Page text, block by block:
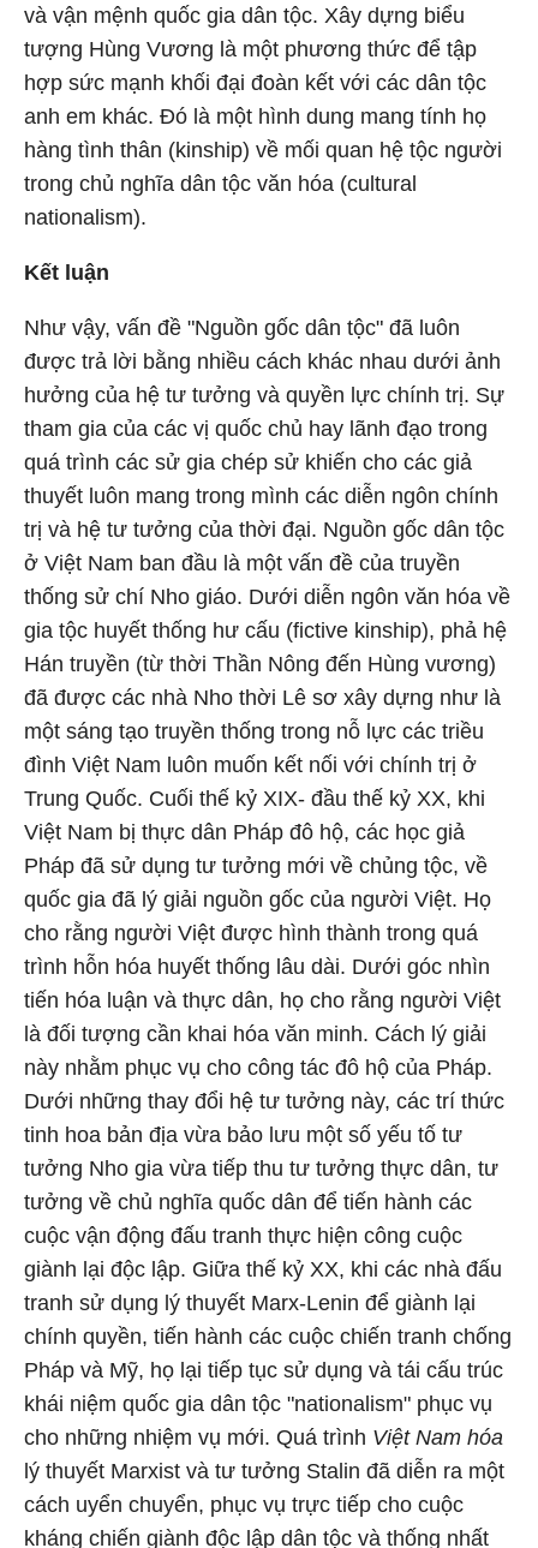
và vận mệnh quốc gia dân tộc. Xây dựng biểu
tượng Hùng Vương là một phương thức để tập
hợp sức mạnh khối đại đoàn kết với các dân tộc
anh em khác. Đó là một hình dung mang tính họ
hàng tình thân (kinship) về mối quan hệ tộc người
trong chủ nghĩa dân tộc văn hóa (cultural
nationalism).
Kết luận
Như vậy, vấn đề "Nguồn gốc dân tộc" đã luôn
được trả lời bằng nhiều cách khác nhau dưới ảnh
hưởng của hệ tư tưởng và quyền lực chính trị. Sự
tham gia của các vị quốc chủ hay lãnh đạo trong
quá trình các sử gia chép sử khiến cho các giả
thuyết luôn mang trong mình các diễn ngôn chính
trị và hệ tư tưởng của thời đại. Nguồn gốc dân tộc
ở Việt Nam ban đầu là một vấn đề của truyền
thống sử chí Nho giáo. Dưới diễn ngôn văn hóa về
gia tộc huyết thống hư cấu (fictive kinship), phả hệ
Hán truyền (từ thời Thần Nông đến Hùng vương)
đã được các nhà Nho thời Lê sơ xây dựng như là
một sáng tạo truyền thống trong nỗ lực các triều
đình Việt Nam luôn muốn kết nối với chính trị ở
Trung Quốc. Cuối thế kỷ XIX- đầu thế kỷ XX, khi
Việt Nam bị thực dân Pháp đô hộ, các học giả
Pháp đã sử dụng tư tưởng mới về chủng tộc, về
quốc gia đã lý giải nguồn gốc của người Việt. Họ
cho rằng người Việt được hình thành trong quá
trình hỗn hóa huyết thống lâu dài. Dưới góc nhìn
tiến hóa luận và thực dân, họ cho rằng người Việt
là đối tượng cần khai hóa văn minh. Cách lý giải
này nhằm phục vụ cho công tác đô hộ của Pháp.
Dưới những thay đổi hệ tư tưởng này, các trí thức
tinh hoa bản địa vừa bảo lưu một số yếu tố tư
tưởng Nho gia vừa tiếp thu tư tưởng thực dân, tư
tưởng về chủ nghĩa quốc dân để tiến hành các
cuộc vận động đấu tranh thực hiện công cuộc
giành lại độc lập. Giữa thế kỷ XX, khi các nhà đấu
tranh sử dụng lý thuyết Marx-Lenin để giành lại
chính quyền, tiến hành các cuộc chiến tranh chống
Pháp và Mỹ, họ lại tiếp tục sử dụng và tái cấu trúc
khái niệm quốc gia dân tộc "nationalism" phục vụ
cho những nhiệm vụ mới. Quá trình Việt Nam hóa
lý thuyết Marxist và tư tưởng Stalin đã diễn ra một
cách uyển chuyển, phục vụ trực tiếp cho cuộc
kháng chiến giành độc lập dân tộc và thống nhất